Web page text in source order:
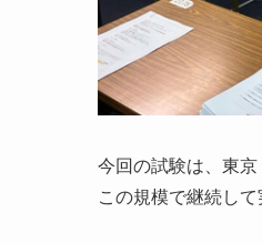
今回の試験は、東京
この規模で継続し